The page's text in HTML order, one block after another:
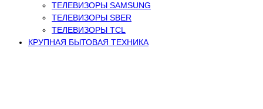
ТЕЛЕВИЗОРЫ SAMSUNG
ТЕЛЕВИЗОРЫ SBER
ТЕЛЕВИЗОРЫ TCL
КРУПНАЯ БЫТОВАЯ ТЕХНИКА